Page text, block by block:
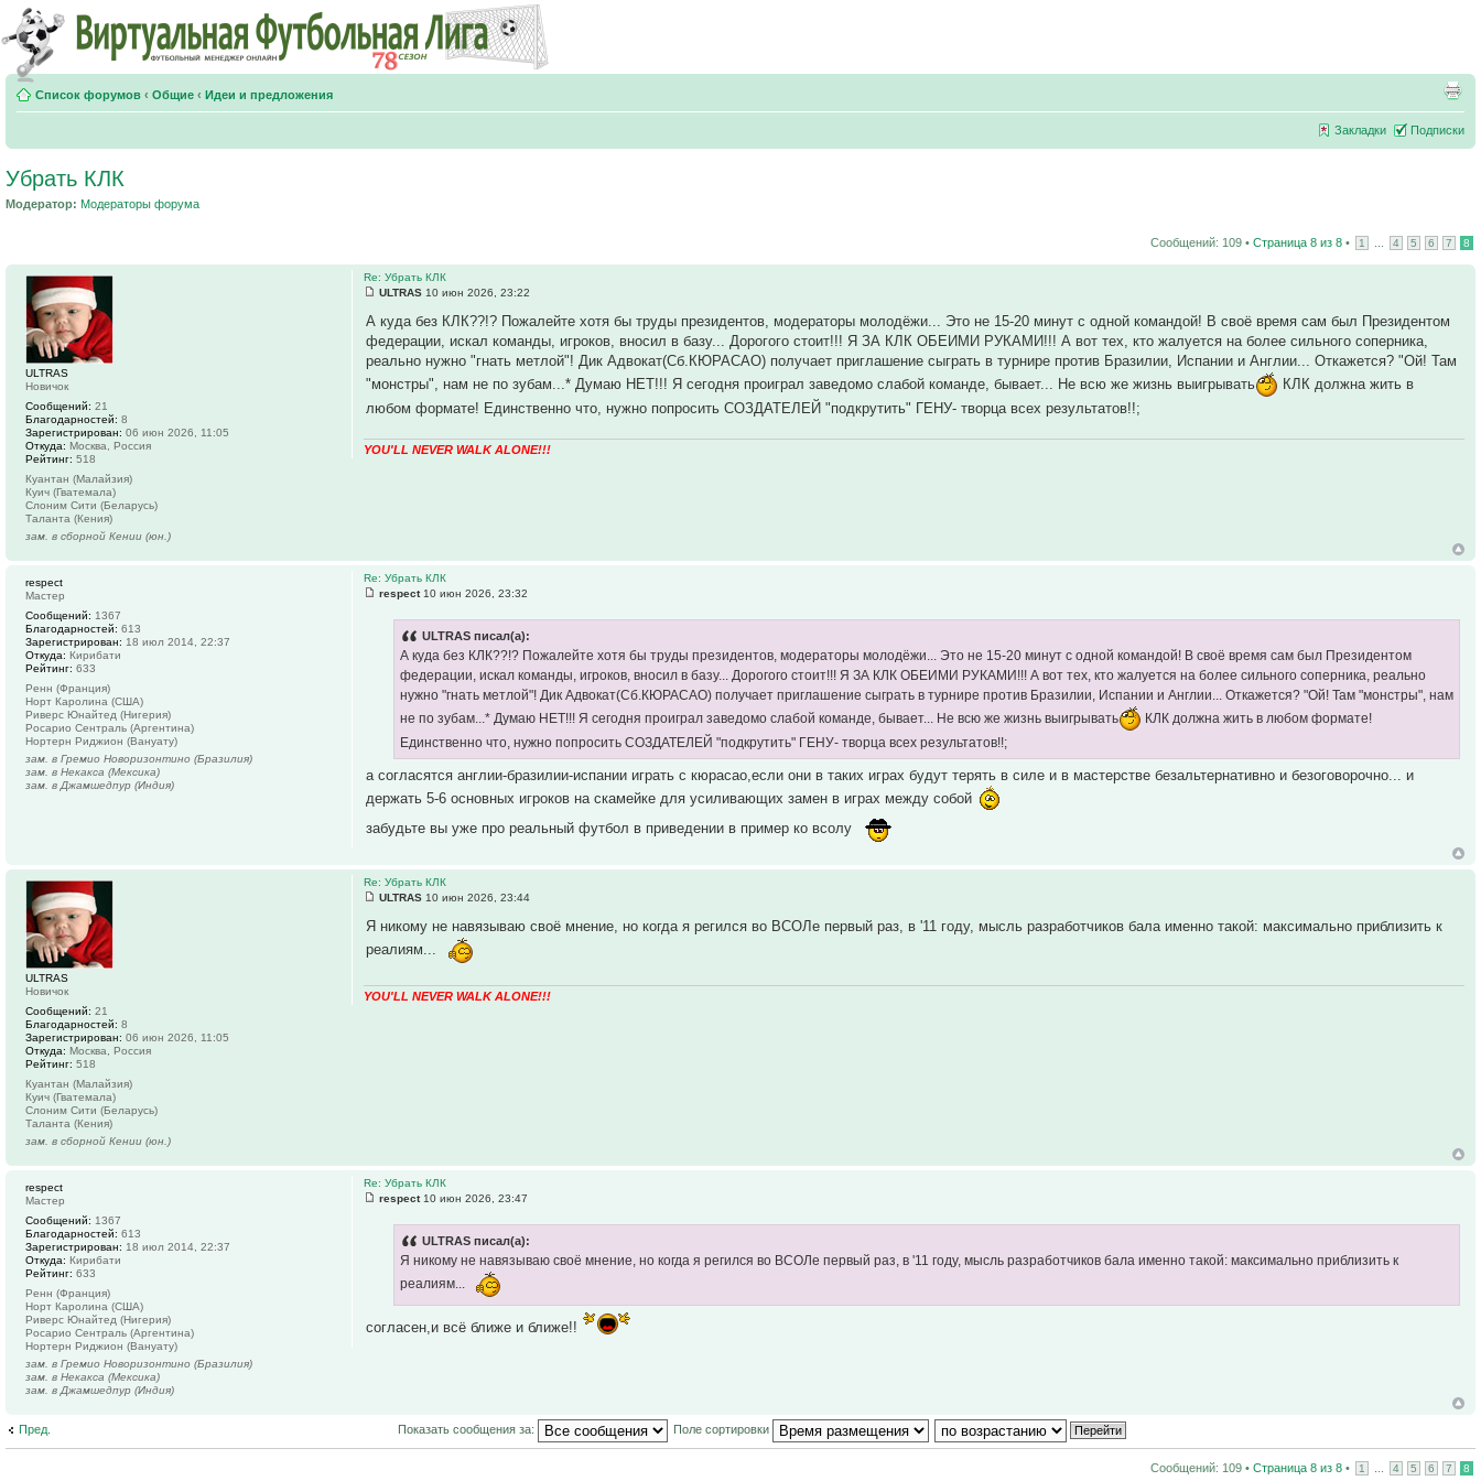
Список форумов ‹ Общие ‹ Идеи и предложения
Закладки Подписки
Убрать КЛК
Модератор: Модераторы форума
Сообщений: 109 • Страница 8 из 8 • 1 4 5 6 7 8
Re: Убрать КЛК
ULTRAS 10 июн 2026, 23:22
А куда без КЛК??!? Пожалейте хотя бы труды президентов, модераторы молодёжи... Это не 15-20 минут с одной командой! В своё время сам был Президентом
федерации, искал команды, игроков, вносил в базу... Дорогого стоит!!! Я ЗА КЛК ОБЕИМИ РУКАМИ!!! А вот тех, кто жалуется на более сильного соперника,
реально нужно "гнать метлой"! Дик Адвокат(Сб.КЮРАСАО) получает приглашение сыграть в турнире против Бразилии, Испании и Англии... Откажется? "Ой! Там
"монстры", нам не по зубам...* Думаю НЕТ!!! Я сегодня проиграл заведомо слабой команде, бывает... Не всю же жизнь выигрывать
КЛК должна жить в
любом формате! Единственно что, нужно попросить СОЗДАТЕЛЕЙ "подкрутить" ГЕНУ- творца всех результатов!!;
YOU'LL NEVER WALK ALONE!!!
ULTRAS
Новичок
Сообщений: 21
Благодарностей: 8
Зарегистрирован: 06 июн 2026, 11:05
Откуда: Москва, Россия
Рейтинг: 518
Куантан (Малайзия)
Куич (Гватемала)
Слоним Сити (Беларусь)
Таланта (Кения)
зам. в сборной Кении (юн.)
Re: Убрать КЛК
respect10 июн 2026, 23:32
ULTRAS писал(а):
А куда без КЛК??!? Пожалейте хотя бы труды президентов, модераторы молодёжи... Это не 15-20 минут с одной командой! В своё время сам был Президентом
федерации, искал команды, игроков, вносил в базу... Дорогого стоит!!! Я ЗА КЛК ОБЕИМИ РУКАМИ!!! А вот тех, кто жалуется на более сильного соперника, реально
нужно "гнать метлой"! Дик Адвокат(Сб.КЮРАСАО) получает приглашение сыграть в турнире против Бразилии, Испании и Англии... Откажется? "Ой! Там "монстры", нам
не по зубам...* Думаю НЕТ!!! Я сегодня проиграл заведомо слабой команде, бывает... Не всю же жизнь выигрывать
КЛК должна жить в любом формате!
Единственно что, нужно попросить СОЗДАТЕЛЕЙ "подкрутить" ГЕНУ- творца всех результатов!!;
а согласятся англии-бразилии-испании играть с кюрасао,если они в таких играх будут терять в силе и в мастерстве безальтернативно и безоговорочно... и
держать 5-6 основных игроков на скамейке для усиливающих замен в играх между собой
забудьте вы уже про реальный футбол в приведении в пример ко всолу
respect
Мастер
Сообщений: 1367
Благодарностей: 613
Зарегистрирован: 18 июл 2014, 22:37
Откуда: Кирибати
Рейтинг: 633
Ренн (Франция)
Норт Каролина (США)
Риверс Юнайтед (Нигерия)
Росарио Сентраль (Аргентина)
Нортерн Риджион (Вануату)
зам. в Гремио Новоризонтино (Бразилия)
зам. в Некакса (Мексика)
зам. в Джамшедпур (Индия)
Re: Убрать КЛК
ULTRAS 10 июн 2026, 23:44
Я никому не навязываю своё мнение, но когда я регился во ВСОЛе первый раз, в '11 году, мысль разработчиков бала именно такой: максимально приблизить к
реалиям...
YOU'LL NEVER WALK ALONE!!!
ULTRAS
Новичок
Сообщений: 21
Благодарностей: 8
Зарегистрирован: 06 июн 2026, 11:05
Откуда: Москва, Россия
Рейтинг: 518
Куантан (Малайзия)
Куич (Гватемала)
Слоним Сити (Беларусь)
Таланта (Кения)
зам. в сборной Кении (юн.)
Re: Убрать КЛК
respect10 июн 2026, 23:47
ULTRAS писал(а):
Я никому не навязываю своё мнение, но когда я регился во ВСОЛе первый раз, в '11 году, мысль разработчиков бала именно такой: максимально приблизить к
реалиям...
согласен,и всё ближе и ближе!!
respect
Мастер
Сообщений: 1367
Благодарностей: 613
Зарегистрирован: 18 июл 2014, 22:37
Откуда: Кирибати
Рейтинг: 633
Ренн (Франция)
Норт Каролина (США)
Риверс Юнайтед (Нигерия)
Росарио Сентраль (Аргентина)
Нортерн Риджион (Вануату)
зам. в Гремио Новоризонтино (Бразилия)
зам. в Некакса (Мексика)
зам. в Джамшедпур (Индия)
Пред. Показать сообщения за: Поле сортировки
Сообщений: 109 • Страница 8 из 8 • 1 4 5 6 7 8